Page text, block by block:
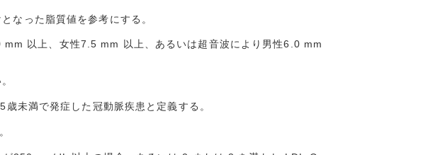
なった脂質値を参考にする。
以上、女性7.5 mm 以上、あるいは超音波により男性6.0 mm
未満で発症した冠動脈疾患と定義する。